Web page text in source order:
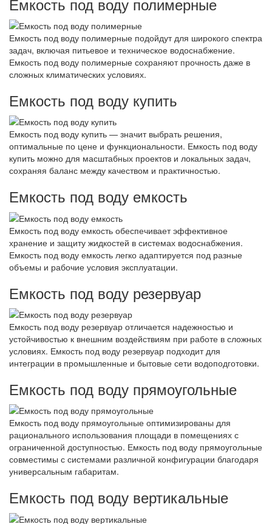
Емкость под воду полимерные подойдут для широкого спектра
задач, включая питьевое и техническое водоснабжение.
Емкость под воду полимерные сохраняют прочность даже в
сложных климатических условиях.
Емкость под воду купить
Емкость под воду купить — значит выбрать решения,
оптимальные по цене и функциональности. Емкость под воду
купить можно для масштабных проектов и локальных задач,
сохраняя баланс между качеством и практичностью.
Емкость под воду емкость
Емкость под воду емкость обеспечивает эффективное
хранение и защиту жидкостей в системах водоснабжения.
Емкость под воду емкость легко адаптируется под разные
объемы и рабочие условия эксплуатации.
Емкость под воду резервуар
Емкость под воду резервуар отличается надежностью и
устойчивостью к внешним воздействиям при работе в сложных
условиях. Емкость под воду резервуар подходит для
интеграции в промышленные и бытовые сети водоподготовки.
Емкость под воду прямоугольные
Емкость под воду прямоугольные оптимизированы для
рационального использования площади в помещениях с
ограниченной доступностью. Емкость под воду прямоугольные
совместимы с системами различной конфигурации благодаря
универсальным габаритам.
Емкость под воду вертикальные